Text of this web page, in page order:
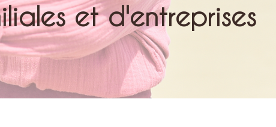
et d'entreprises